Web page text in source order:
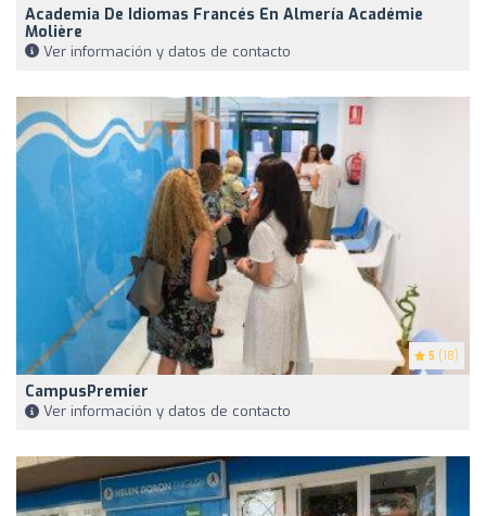
Academia De Idiomas Francés En Almería Académie
Molière
Ver información y datos de contacto
5 (18)
CampusPremier
Ver información y datos de contacto